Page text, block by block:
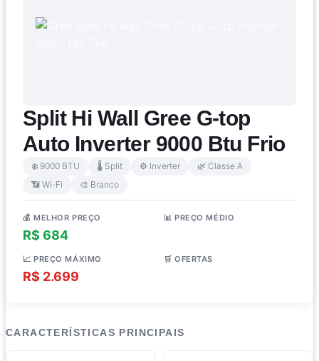
Split Hi Wall Gree G-top
Auto Inverter 9000 Btu Frio
❄️ 9000 BTU 🌡️ Split ⚙️ Inverter
🌿 Classe A
📶 Wi-Fi
🎨 Branco
💰 MELHOR PREÇO
R$ 684
📊 PREÇO MÉDIO
📈 PREÇO MÁXIMO
R$ 2.699
🛒 OFERTAS
CARACTERÍSTICAS PRINCIPAIS